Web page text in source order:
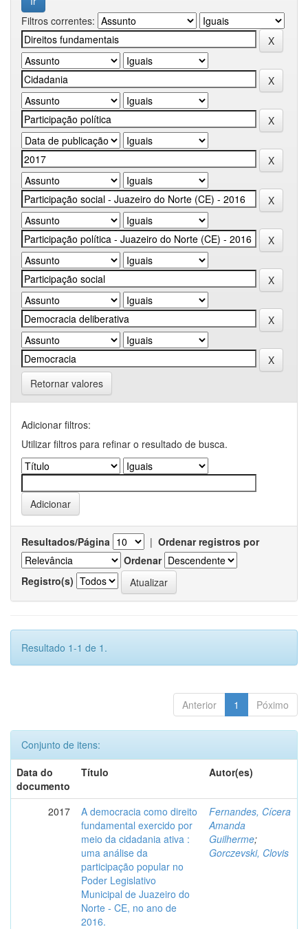
Filtros correntes:
Retornar valores
Adicionar filtros:
Utilizar filtros para refinar o resultado de busca.
Resultados/Página | Ordenar registros por
Ordenar
Registro(s)
Resultado 1-1 de 1.
Anterior 1 Póximo
Conjunto de itens:
Data do
documento
Título Autor(es)
2017
A democracia como direito
fundamental exercido por
meio da cidadania ativa :
uma análise da
participação popular no
Poder Legislativo
Municipal de Juazeiro do
Norte - CE, no ano de
2016.
Fernandes, Cícera
Amanda
Guilherme;
Gorczevski, Clovis